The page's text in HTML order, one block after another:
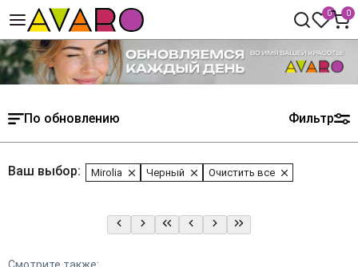
0 0
По обновлению Фильтр
Ваш выбор: Mirolia Черный Очистить все